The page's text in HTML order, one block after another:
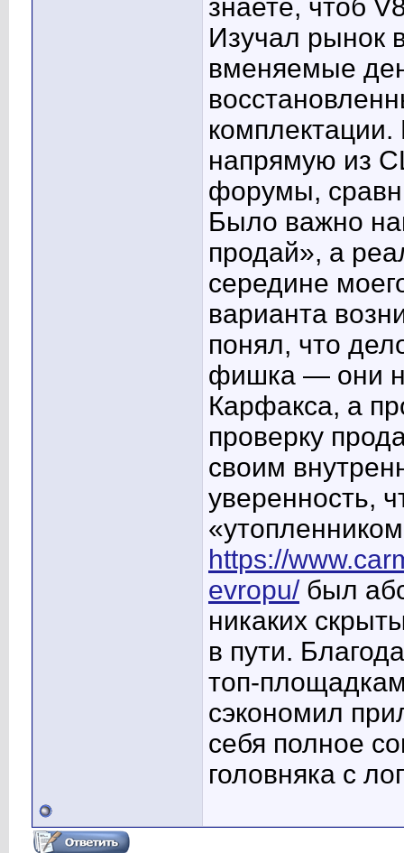
знаете, чтоб
Изучал рынок
вменяемые
напрямую из
форумы,
Было важно
продай», а
середине
варианта
понял, что
фишка — они
Карфакса, а
проверку
своим
уверенность,
https://
evropu/был
никаких
в пути.
топ-
сэкономил
себя полное
головняка с